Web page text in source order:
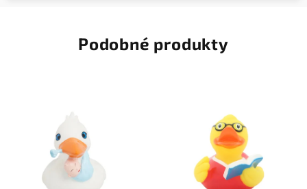
Podobné produkty